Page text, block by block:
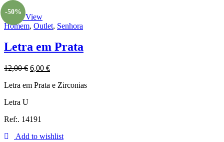
-50%
Quick View
Homem, Outlet, Senhora
Letra em Prata
12,00€ 6,00 €
Letra em Prata e Zirconias
Letra U
Ref:. 14191
Add to wishlist